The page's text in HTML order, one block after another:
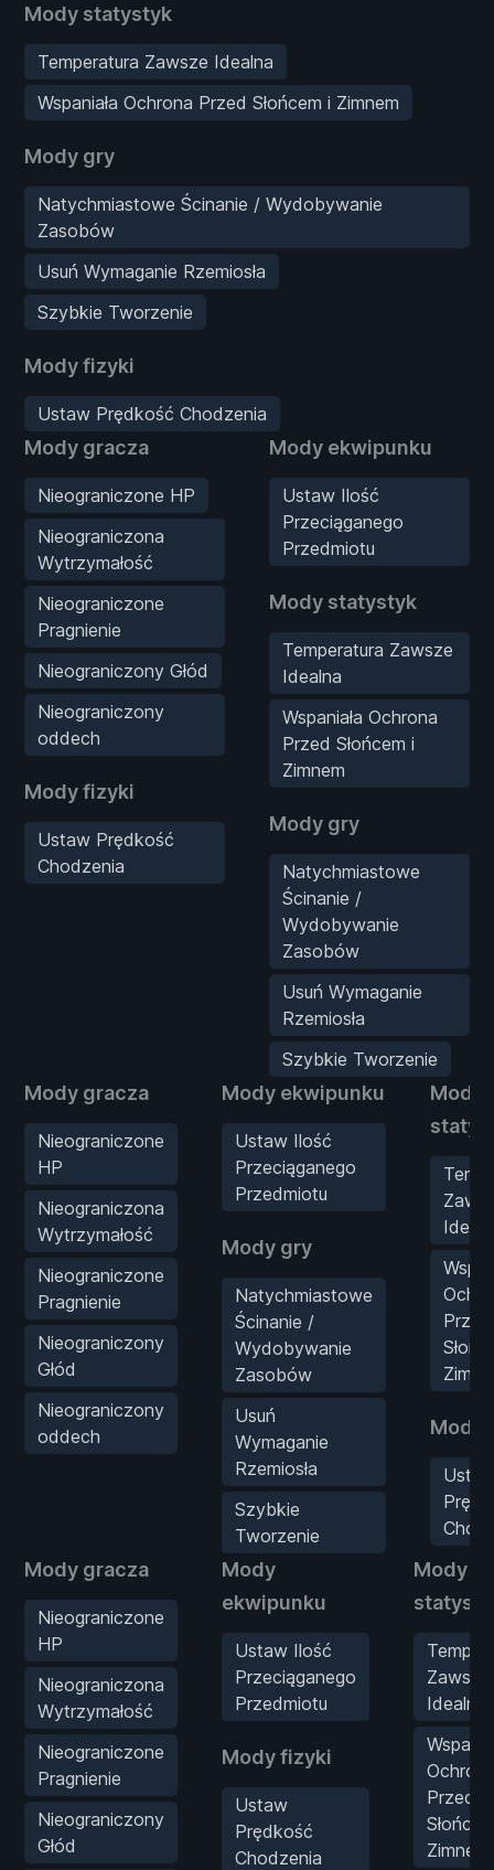
Mody statystyk
Temperatura Zawsze Idealna
Wspaniała Ochrona Przed Słońcem i Zimnem
Mody gry
Natychmiastowe Ścinanie / Wydobywanie
Zasobów
Usuń Wymaganie Rzemiosła
Szybkie Tworzenie
Mody fizyki
Ustaw Prędkość Chodzenia
Mody gracza
Nieograniczone HP
Nieograniczona
Wytrzymałość
Nieograniczone
Pragnienie
Nieograniczony Głód
Nieograniczony
oddech
Mody fizyki
Ustaw Prędkość
Chodzenia
Mody ekwipunku
Ustaw Ilość
Przeciąganego
Przedmiotu
Mody statystyk
Temperatura Zawsze
Idealna
Wspaniała Ochrona
Przed Słońcem i
Zimnem
Mody gry
Natychmiastowe
Ścinanie /
Wydobywanie
Zasobów
Usuń Wymaganie
Rzemiosła
Szybkie Tworzenie
Mody gracza
Nieograniczone
HP
Nieograniczona
Wytrzymałość
Nieograniczone
Pragnienie
Nieograniczony
Głód
Nieograniczony
oddech
Mody ekwipunku
Ustaw Ilość
Przeciąganego
Przedmiotu
Mody gry
Natychmiastowe
Ścinanie /
Wydobywanie
Zasobów
Usuń
Wymaganie
Rzemiosła
Szybkie
Tworzenie
Mody
Przed
Mody
Mody gracza
Nieograniczone
HP
Nieograniczona
Wytrzymałość
Nieograniczone
Pragnienie
Nieograniczony
Głód
Mody
ekwipunku
Ustaw Ilość
Przeciąganego
Przedmiotu
Mody fizyki
Ustaw
Prędkość
Chodzenia
Mody
Zawsze
Idealna
Przed
Zimnem